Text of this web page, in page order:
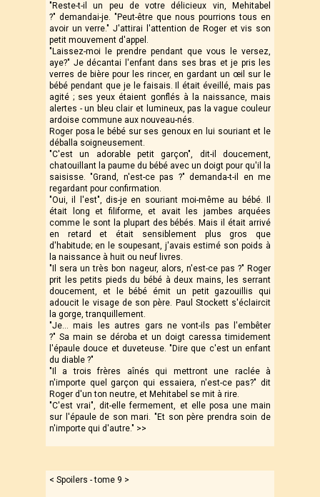
"Reste-t-il un peu de votre délicieux vin, Mehitabel
?" demandai-je. "Peut-être que nous pourrions tous en
avoir un verre." J'attirai l'attention de Roger et vis son
petit mouvement d'appel.
"Laissez-moi le prendre pendant que vous le versez,
aye?" Je décantai l'enfant dans ses bras et je pris les
verres de bière pour les rincer, en gardant un œil sur le
bébé pendant que je le faisais. Il était éveillé, mais pas
agité ; ses yeux étaient gonflés à la naissance, mais
alertes - un bleu clair et lumineux, pas la vague couleur
ardoise commune aux nouveau-nés.
Roger posa le bébé sur ses genoux en lui souriant et le
déballa soigneusement.
"C'est un adorable petit garçon", dit-il doucement,
chatouillant la paume du bébé avec un doigt pour qu'il la
saisisse. "Grand, n'est-ce pas ?" demanda-t-il en me
regardant pour confirmation.
"Oui, il l'est", dis-je en souriant moi-même au bébé. Il
était long et filiforme, et avait les jambes arquées
comme le sont la plupart des bébés. Mais il était arrivé
en retard et était sensiblement plus gros que
d'habitude; en le soupesant, j'avais estimé son poids à
la naissance à huit ou neuf livres.
"Il sera un très bon nageur, alors, n'est-ce pas ?" Roger
prit les petits pieds du bébé à deux mains, les serrant
doucement, et le bébé émit un petit gazouillis qui
adoucit le visage de son père. Paul Stockett s'éclaircit
la gorge, tranquillement.
"Je… mais les autres gars ne vont-ils pas l'embêter
?" Sa main se déroba et un doigt caressa timidement
l'épaule douce et duveteuse. "Dire que c'est un enfant
du diable ?"
"Il a trois frères aînés qui mettront une raclée à
n'importe quel garçon qui essaiera, n'est-ce pas?" dit
Roger d'un ton neutre, et Mehitabel se mit à rire.
"C'est vrai", dit-elle fermement, et elle posa une main
sur l'épaule de son mari. "Et son père prendra soin de
n'importe qui d'autre." >>
< Spoilers - tome 9 >